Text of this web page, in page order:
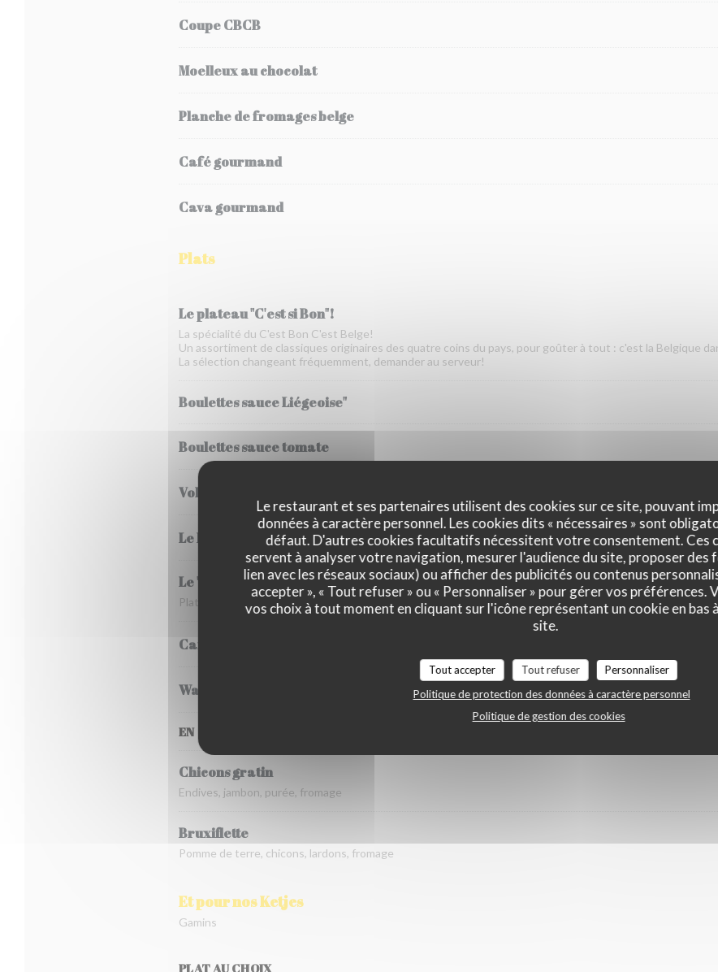
Le restaurant et ses partenaires utilisent des cookies sur ce site, pouvant
données à caractère personnel. Les cookies dits « nécessaires » sont
défaut. D'autres cookies facultatifs nécessitent votre consentement. Ces
servent à analyser votre navigation, mesurer l'audience du site, proposer des
lien avec les réseaux sociaux) ou afficher des publicités ou contenus
accepter », « Tout refuser » ou « Personnaliser » pour gérer vos préférences.
vos choix à tout moment en cliquant sur l'icône représentant un cookie en bas
site.
Tout accepter Tout refuser
Personnaliser
Politique de protection des données à caractère personnel
Politique de gestion des cookies
Coupe CBCB
Moelleux au chocolat
Planche de fromages belge
Café gourmand
Cava gourmand
Plats
Le plateau "C'est si Bon"!
La spécialité du C'est Bon C'est Belge!
Un assortiment de classiques originaires des quatre coins du pays, pour goûter à tout : c'est la Belgique
La sélection changeant fréquemment, demander au serveur!
Boulettes sauce Liégeoise"
Boulettes sauce tomate
Vol au vent
Le Parmentier de poisson
Le "Stoemp" du jour et son accompagnement
Plat typique de Bruxelles composé d'une purée de pommes de terre mélangée à un ou plusieurs légumes
Carbonnade flamande
Waterzooi de poulet
EN SAISON, DE FIN OCTOBRE À DÉBUT AVRIL
Chicons gratin
Endives, jambon, purée, fromage
Bruxiflette
Pomme de terre, chicons, lardons, fromage
Et pour nos Ketjes
Gamins
PLAT AU CHOIX